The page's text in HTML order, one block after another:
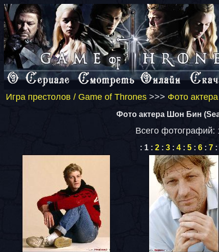
Игра престолов / Game of Thrones >>> Фото
Фото актера Шон Бин
Всего фотографий:
: 1: 2: 3: 4: 5: 6: 7: